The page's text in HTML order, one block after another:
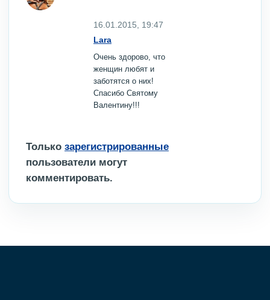
16.01.2015, 19:47
Lara
Очень здорово, что
женщин любят и
заботятся о них!
Спасибо Святому
Валентину!!!
Только зарегистрированные
пользователи могут
комментировать.